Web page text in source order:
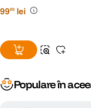
9900 lei
Populare în